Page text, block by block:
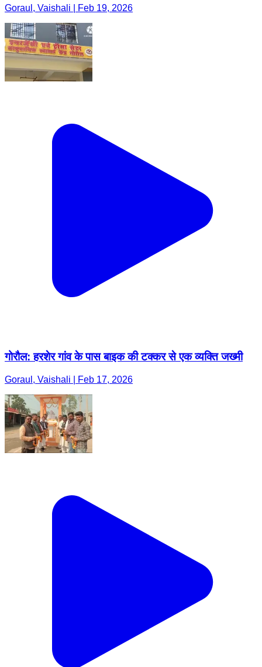
Goraul, Vaishali | Feb 19, 2026
गोरौल: हरशेर गांव के पास बाइक की टक्कर से एक व्यक्ति जख्मी
Goraul, Vaishali | Feb 17, 2026